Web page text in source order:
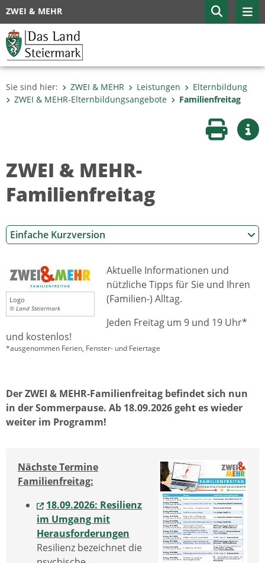
ZWEI & MEHR
Sie sind hier: ZWEI & MEHR Leistungen
Elternbildung
ZWEI & MEHR-Elternbildungsangebote
Familienfreitag
Seite
ZWEI & MEHR-
Familienfreitag
Einfache Kurzversion
Logo
© Land Steiermark
Aktuelle Informationen und
nützliche Tipps für Sie und Ihren
(Familien-) Alltag.
Jeden Freitag um 9 und 19 Uhr*
und kostenlos!
*ausgenommen Ferien, Fenster- und Feiertage
Der ZWEI & MEHR-Familienfreitag befindet sich nun
in der Sommerpause. Ab 18.09.2026 geht es wieder
weiter im Programm!
Nächste Termine
Familienfreitag:
18.09.2026: Resilienz
im Umgang mit
Herausforderungen
Resilienz bezeichnet die